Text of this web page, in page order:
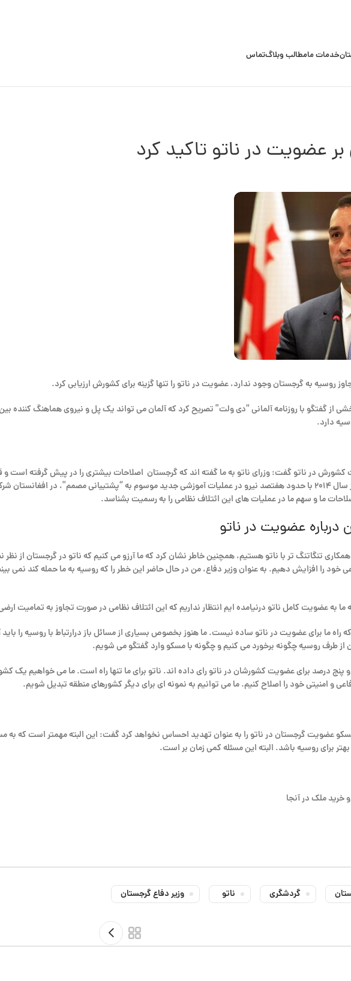
خدمات مامطالب وبلاگتماس
عضویت در ناتو تاکید کرد
روسیه به گرجستان وجود ندارد، عضویت در ناتو را تنها گزینه برای کشورش ارزیابی کرد.
از گفتگو با روزنامه آلمانی “دی ولت” تصریح کرد که آلمان می تواند یک پل و نیروی هماهنگ کننده
دارد.
کشورش در ناتو گفت: وزرای ناتو به ما گفته اند که گرجستان اصلاحات بیشتری را در پیش گرفته است و
مشارکت داشته است. ما می خواهیم بعد از سال ۲۰۱۴ با حدود هفتصد نیرو در عملیات آموزشی جدید موسوم به “پشتیبانی
ما و سهم ما در عملیات های این ائتلاف نظامی را به رسمیت بشناسد.
عضویت در ناتو
همکاری تنگاتنگ تر با ناتو هستیم، همچنین خاطر نشان کرد که ما آرزو می کنیم که ناتو در گرجستان از
را افزایش دهیم. به عنوان وزیر دفاع، من در حال حاضر این خطر را که روسیه به ما حمله کند نمی
به عضویت کامل ناتو درنیامده ایم انتظار نداریم که این ائتلاف نظامی در صورت تجاوز به تمامیت
ما برای عضویت در ناتو ساده نیست. ما هنوز بخصوص بسیاری از مسائل باز درارتباط با روسیه را
از طرف روسیه چگونه برخورد می کنیم و چگونه با مسکو وارد گفتگو می شویم.
درصد برای عضویت کشورشان در ناتو رای داده اند. ناتو برای ما تنها راه است. ما می خواهیم یک کشور
امنیتی خود را اصلاح کنیم. ما می توانیم به نمونه ای برای دیگر کشورهای منطقه تبدیل شویم.
عضویت گرجستان در ناتو را به عنوان تهدید احساس نخواهد کرد گفت: این البته مهمتر است که به
برای روسیه باشد. البته این مسئله کمی زمان بر است.
خرید ملک در آنجا
گردشگری ناتو وزیر دفاع گرجستان